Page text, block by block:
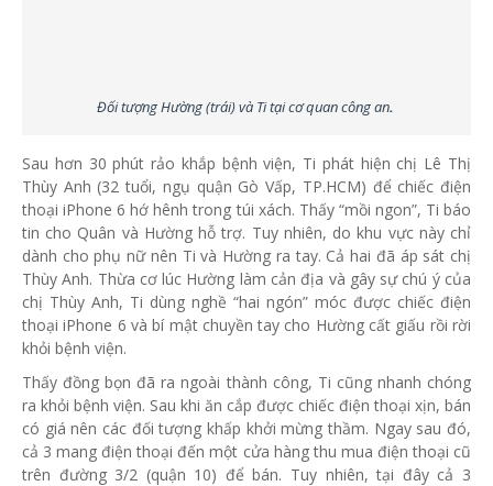
Đối tượng Hường (trái) và Ti tại cơ quan công an.
Sau hơn 30 phút rảo khắp bệnh viện, Ti phát hiện chị Lê Thị
Thùy Anh (32 tuổi, ngụ quận Gò Vấp, TP.HCM) để chiếc điện
thoại iPhone 6 hớ hênh trong túi xách. Thấy “mồi ngon”, Ti báo
tin cho Quân và Hường hỗ trợ. Tuy nhiên, do khu vực này chỉ
dành cho phụ nữ nên Ti và Hường ra tay. Cả hai đã áp sát chị
Thùy Anh. Thừa cơ lúc Hường làm cản địa và gây sự chú ý của
chị Thùy Anh, Ti dùng nghề “hai ngón” móc được chiếc điện
thoại iPhone 6 và bí mật chuyền tay cho Hường cất giấu rồi rời
khỏi bệnh viện.
Thấy đồng bọn đã ra ngoài thành công, Ti cũng nhanh chóng
ra khỏi bệnh viện. Sau khi ăn cắp được chiếc điện thoại xịn, bán
có giá nên các đối tượng khấp khởi mừng thầm. Ngay sau đó,
cả 3 mang điện thoại đến một cửa hàng thu mua điện thoại cũ
trên đường 3/2 (quận 10) để bán. Tuy nhiên, tại đây cả 3